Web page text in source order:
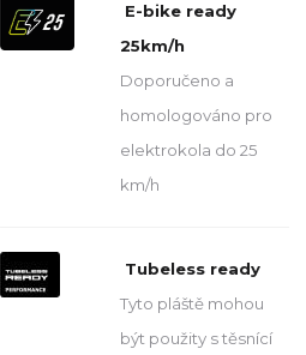
E-bike ready
25km/h
Doporučeno a
homologováno pro
elektrokola do 25
km/h
Tubeless ready
Tyto pláště mohou
být použity s těsnící